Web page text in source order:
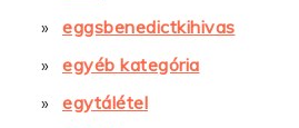
eggsbenedictkihivas
egyéb kategória
egytálétel